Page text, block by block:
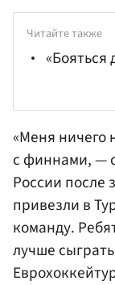
Читайте также
«Меня ничего
с финнами, —
России после
привезли в
команду.
лучше